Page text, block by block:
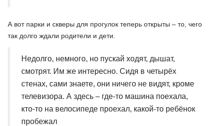
А вот парки и скверы для прогулок теперь открыты – то, чего
так долго ждали родители и дети.
Недолго, немного, но пускай ходят, дышат,
смотрят. Им же интересно. Сидя в четырёх
стенах, сами знаете, они ничего не видят, кроме
телевизора. А здесь – где-то машина поехала,
кто-то на велосипеде проехал, какой-то ребёнок
пробежал